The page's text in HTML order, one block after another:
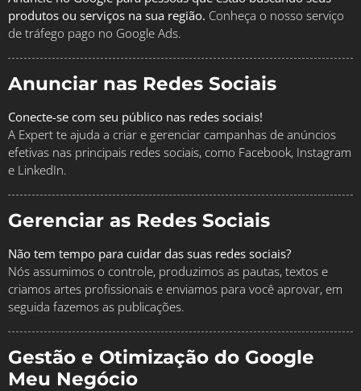
produtos ou serviços na sua região. Conheça o nosso serviço
de tráfego pago no Google Ads.
Anunciar nas Redes Sociais
Conecte-se com seu público nas redes sociais!
A Expert te ajuda a criar e gerenciar campanhas de anúncios
efetivas nas principais redes sociais, como Facebook, Instagram
e LinkedIn.
Gerenciar as Redes Sociais
Não tem tempo para cuidar das suas redes sociais?
Nós assumimos o controle, produzimos as pautas, textos e
criamos artes profissionais e enviamos para você aprovar, em
seguida fazemos as publicações.
Gestão e Otimização do Google
Meu Negócio